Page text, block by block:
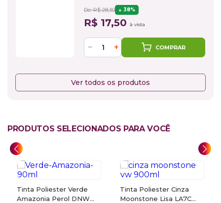
De: R$ 28,30 38%
R$ 17,50 à vista
− + COMPRAR
Ver todos os produtos
PRODUTOS SELECIONADOS PARA VOCÊ
Tinta Poliester Verde
Amazonia Perol DNW
Tinta Poliester Cinza
Moonstone Lisa LA7C